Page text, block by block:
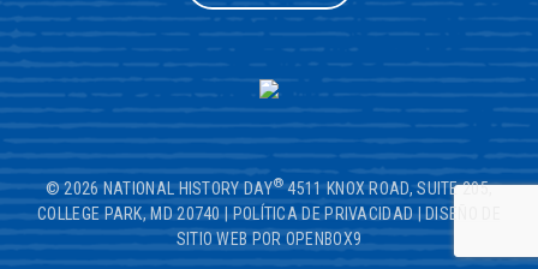
© 2026 NATIONAL HISTORY DAY® 4511 KNOX ROAD, SUITE 205,
COLLEGE PARK, MD 20740|POLÍTICA DE PRIVACIDAD|DISEÑO DE
SITIO WEB POR OPENBOX9